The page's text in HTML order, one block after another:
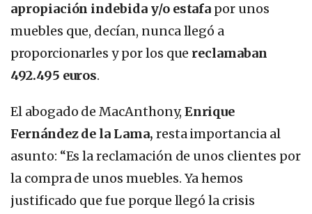
apropiación indebida y/o estafa por unos
muebles que, decían, nunca llegó a
proporcionarles y por los que reclamaban
492.495 euros.
El abogado de MacAnthony, Enrique
Fernández de la Lama, resta importancia al
asunto: “Es la reclamación de unos clientes por
la compra de unos muebles. Ya hemos
justificado que fue porque llegó la crisis